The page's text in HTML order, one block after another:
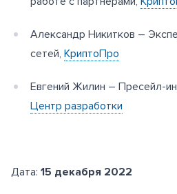
Александр Никитков –
сетей, КриптоПро
Евгений Жилин – Пресейл-
Центр разработки
Дата: 15 декабря 2022